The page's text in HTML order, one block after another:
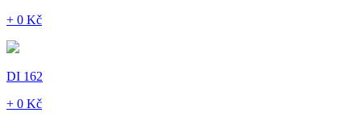
+ 0 Kč
DI 162
+ 0 Kč